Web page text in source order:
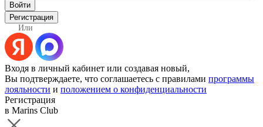
Войти
Регистрация
Или
Входя в личный кабинет или создавая новый,
Вы подтверждаете, что соглашаетесь с правилами программы
лояльности и положением о конфиденциальности
Регистрация
в Marins Club